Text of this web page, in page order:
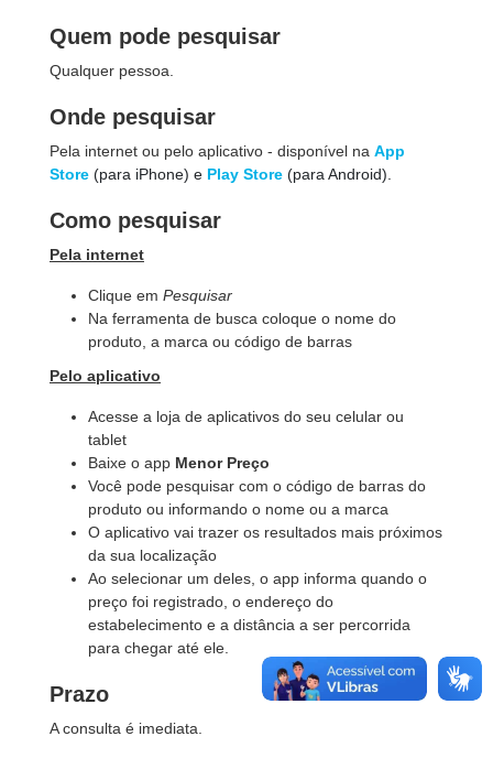
Quem pode pesquisar
Qualquer pessoa.
Onde pesquisar
Pela internet ou pelo aplicativo - disponível na App
Store (para iPhone) e Play Store (para Android).
Como pesquisar
Pela internet
Clique em Pesquisar
Na ferramenta de busca coloque o nome do
produto, a marca ou código de barras
Pelo aplicativo
Acesse a loja de aplicativos do seu celular ou
tablet
Baixe o app Menor Preço
Você pode pesquisar com o código de barras do
produto ou informando o nome ou a marca
O aplicativo vai trazer os resultados mais próximos
da sua localização
Ao selecionar um deles, o app informa quando o
preço foi registrado, o endereço do
estabelecimento e a distância a ser percorrida
para chegar até ele.
Prazo
A consulta é imediata.